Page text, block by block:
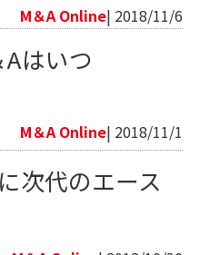
M＆A Online| 2018/11/6
はいつ
M＆A Online| 2018/11/1
次代のエース